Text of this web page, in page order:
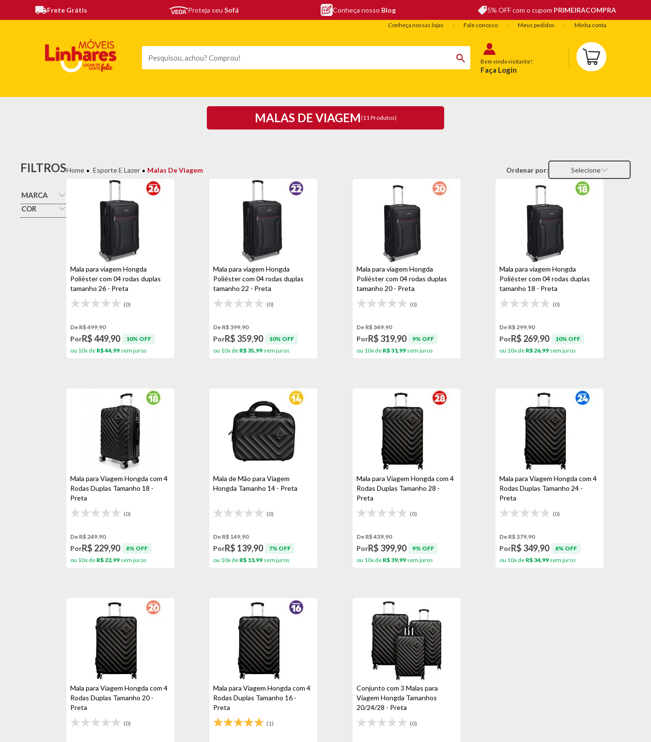
Frete Grátis Proteja seu Sofá Conheça nosso Blog 5% OFF com o cupom PRIMEIRACOMPRA
Conheça nossas lojas Fale conosco Meus pedidos Minha conta
Bem vindo visitante!
Faça Login
MALAS DE VIAGEM(11 Produtos)
FILTROS
MARCA
Elomio
COR
Esporte E Lazer Malas De Viagem Ordenar por: Selecione
Mala para viagem Hongda
Poliéster com 04 rodas duplas
tamanho 26 - Preta
(0)
De R$ 499,90
PorR$ 449,90
10% OFF
ou 10x de R$ 44,99 sem juros
Mala para viagem Hongda
Poliéster com 04 rodas duplas
tamanho 22 - Preta
(0)
De R$ 399,90
PorR$ 359,90
10% OFF
ou 10x de R$ 35,99 sem juros
Mala para viagem Hongda
Poliéster com 04 rodas duplas
tamanho 20 - Preta
(0)
De R$ 349,90
PorR$ 319,90
9% OFF
ou 10x de R$ 31,99sem juros
Mala para viagem Hongda
Poliéster com 04 rodas duplas
tamanho 18 - Preta
(0)
De R$ 299,90
PorR$ 269,90
10% OFF
ou 10x de R$ 26,99sem juros
Mala para Viagem Hongda com 4
Rodas Duplas Tamanho 18 -
Preta
(0)
De R$ 249,90
PorR$ 229,90
8% OFF
ou 10x de R$ 22,99 sem juros
Mala de Mão para Viagem
Hongda Tamanho 14 - Preta
(0)
De R$ 149,90
PorR$ 139,90
7% OFF
ou 10x de R$ 13,99 sem juros
Mala para Viagem Hongda com 4
Rodas Duplas Tamanho 28 -
Preta
(0)
De R$ 439,90
PorR$ 399,90
9% OFF
ou 10x de R$ 39,99sem juros
Mala para Viagem Hongda com 4
Rodas Duplas Tamanho 24 -
Preta
(0)
De R$ 379,90
PorR$ 349,90
8% OFF
ou 10x de R$ 34,99sem juros
Mala para Viagem Hongda com 4
Rodas Duplas Tamanho 20 -
Preta
(0)
Mala para Viagem Hongda com 4
Rodas Duplas Tamanho 16 -
Preta
(1)
Conjunto com 3 Malas para
Viagem Hongda Tamanhos
20/24/28 - Preta
(0)